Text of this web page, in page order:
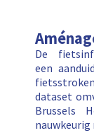
De
een
dataset
Brussels